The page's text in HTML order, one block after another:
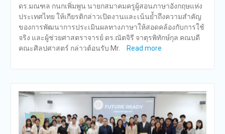
ดร.มณฑล กนกเพิ่มพูน นายกสมาคมครูผู้สอนภาษาอังกฤษแห่ง
ประเทศไทย ให้เกียรติกล่าวเปิดงานและเน้นย้ำถึงความสำคัญ
ของการพัฒนาการประเมินผลทางภาษาให้สอดคล้องกับการใช้
จริง และผู้ช่วยศาสตราจารย์ ดร.ณัตจิรี จาตุรพิทักษ์กุล คณบดี
คณะศิลปศาสตร์ กล่าวต้อนรับ Mr.
Read more